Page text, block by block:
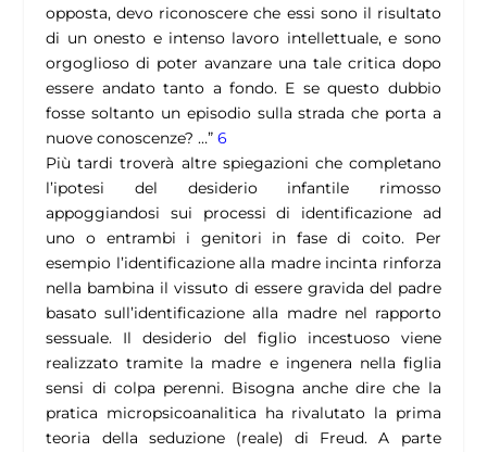
opposta, devo riconoscere che essi sono il risultato
di un onesto e intenso lavoro intellettuale, e sono
orgoglioso di poter avanzare una tale critica dopo
essere andato tanto a fondo. E se questo dubbio
fosse soltanto un episodio sulla strada che porta a
nuove conoscenze? …” 6
Più tardi troverà altre spiegazioni che completano
l’ipotesi del desiderio infantile rimosso
appoggiandosi sui processi di identificazione ad
uno o entrambi i genitori in fase di coito. Per
esempio l’identificazione alla madre incinta rinforza
nella bambina il vissuto di essere gravida del padre
basato sull’identificazione alla madre nel rapporto
sessuale. Il desiderio del figlio incestuoso viene
realizzato tramite la madre e ingenera nella figlia
sensi di colpa perenni. Bisogna anche dire che la
pratica micropsicoanalitica ha rivalutato la prima
teoria della seduzione (reale) di Freud. A parte